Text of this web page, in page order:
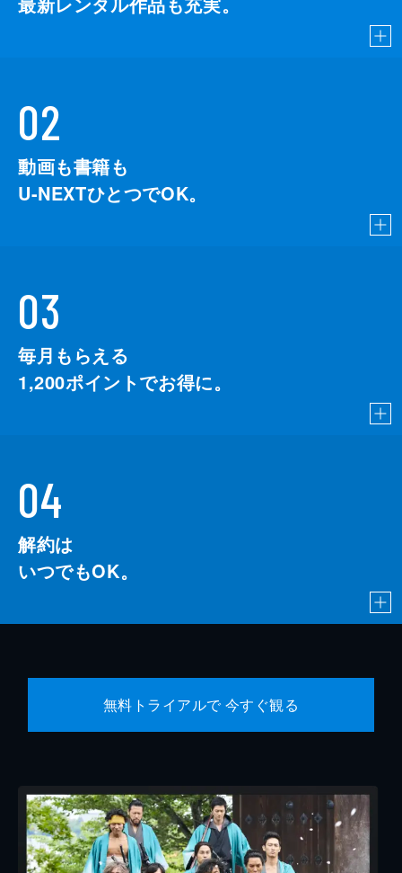
02
動画も書籍も
U-NEXTひとつでOK。
03
毎月もらえる
1,200ポイントでお得に。
04
解約は
いつでもOK。
無料トライアルで 今すぐ観る